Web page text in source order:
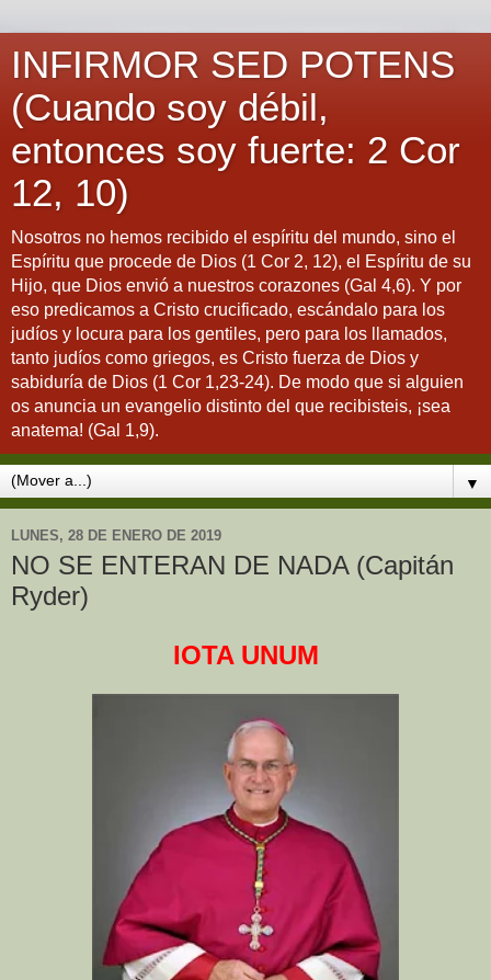
INFIRMOR SED POTENS
(Cuando soy débil,
entonces soy fuerte: 2 Cor
12, 10)
Nosotros no hemos recibido el espíritu del mundo, sino el
Espíritu que procede de Dios (1 Cor 2, 12), el Espíritu de su
Hijo, que Dios envió a nuestros corazones (Gal 4,6). Y por
eso predicamos a Cristo crucificado, escándalo para los
judíos y locura para los gentiles, pero para los llamados,
tanto judíos como griegos, es Cristo fuerza de Dios y
sabiduría de Dios (1 Cor 1,23-24). De modo que si alguien
os anuncia un evangelio distinto del que recibisteis, ¡sea
anatema! (Gal 1,9).
▼
LUNES, 28 DE ENERO DE 2019
NO SE ENTERAN DE NADA (Capitán
Ryder)
IOTA UNUM